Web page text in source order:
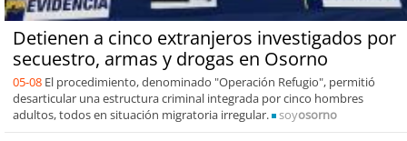
Detienen a cinco extranjeros investigados por
secuestro, armas y drogas en Osorno
05-08 El procedimiento, denominado "Operación Refugio", permitió
desarticular una estructura criminal integrada por cinco hombres
adultos, todos en situación migratoria irregular.
soyosorno